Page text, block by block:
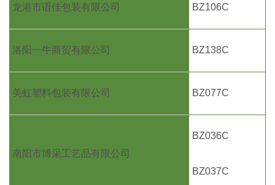
龙港市语佳包装有限公司 BZ106C
洛阳一牛商贸有限公司 BZ138C
美虹塑料包装有限公司 BZ077C
南阳市博采工艺品有限公司
BZ036C
BZ037C